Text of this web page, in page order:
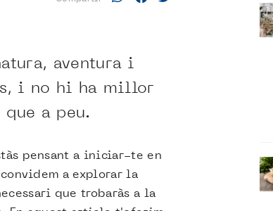
aventura i
i no hi ha millor
a peu.
pensant a iniciar-te en
a explorar la
que trobaràs a la